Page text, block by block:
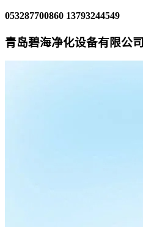
053287700860 13793244549
青岛碧海净化设备有限公司